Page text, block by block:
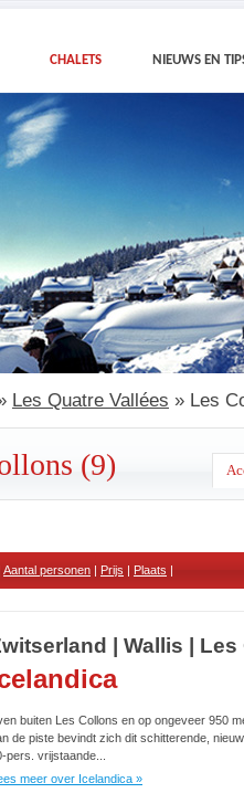
CHALETS NIEUWS EN
Les Quatre Vallées » Les
(9)
Aantal personen | Prijs | Plaats |
| Wallis | Les
buiten Les Collons en op ongeveer 950
de piste bevindt zich dit schitterende,
pers. vrijstaande...
meer over Icelandica »